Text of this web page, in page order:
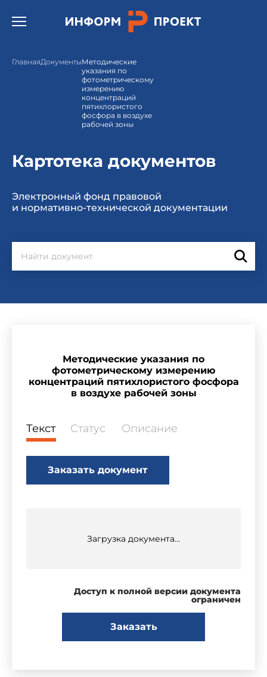
Открыть бургер меню.
ГлавнаяДокументыМетодические
указания по
фотометрическому
измерению
концентраций
пятихлористого
фосфора в воздухе
рабочей зоны
Картотека документов
Электронный фонд правовой
и нормативно-технической документации
Методические указания по
фотометрическому измерению
концентраций пятихлористого фосфора
в воздухе рабочей зоны
Текст Статус Описание
Заказать документ
Загрузка документа...
Доступ к полной версии документа
ограничен
Заказать